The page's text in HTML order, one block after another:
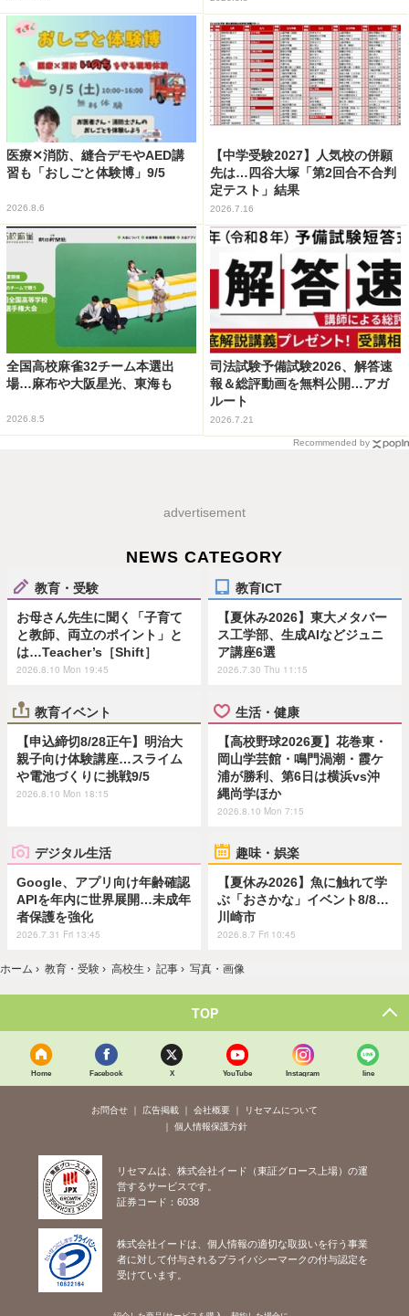
医療✕消防、縫合デモやAED講
習も「おしごと体験博」9/5
2026.8.6
【中学受験2027】人気校の併願
先は…四谷大塚「第2回合不合判
定テスト」結果
2026.7.16
全国高校麻雀32チーム本選出
場…麻布や大阪星光、東海も
2026.8.5
司法試験予備試験2026、解答速
報＆総評動画を無料公開…アガ
ルート
2026.7.21
Recommended by
advertisement
NEWS CATEGORY
教育・受験
お母さん先生に聞く「子育て
と教師、両立のポイント」と
は…Teacher’s［Shift］
2026.8.10 Mon 19:45
教育ICT
【夏休み2026】東大メタバー
ス工学部、生成AIなどジュニ
ア講座6選
2026.7.30 Thu 11:15
教育イベント
【申込締切8/28正午】明治大
親子向け体験講座…スライム
や電池づくりに挑戦9/5
2026.8.10 Mon 18:15
生活・健康
【高校野球2026夏】花巻東・
岡山学芸館・鳴門渦潮・霞ケ
浦が勝利、第6日は横浜vs沖
縄尚学ほか
2026.8.10 Mon 7:15
デジタル生活
Google、アプリ向け年齢確認
APIを年内に世界展開…未成年
者保護を強化
2026.7.31 Fri 13:45
趣味・娯楽
【夏休み2026】魚に触れて学
ぶ「おさかな」イベント8/8…
川崎市
2026.8.7 Fri 10:45
ホーム › 教育・受験 › 高校生 › 記事 › 写真・画像
TOP
Home Facebook X YouTube Instagram line
お問合せ 広告掲載 会社概要
リセマムについて
個人情報保護方針
リセマムは、株式会社イード（東証グロース上場）の運
営するサービスです。
証券コード：6038
株式会社イードは、個人情報の適切な取扱いを行う事業
者に対して付与されるプライバシーマークの付与認定を
受けています。